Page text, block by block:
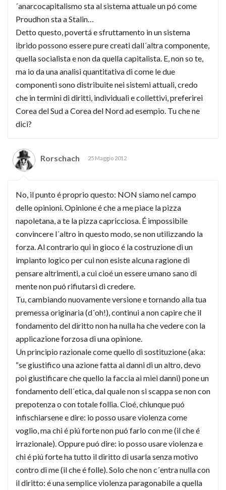
´anarcocapitalismo sta al sistema attuale un pó come
Proudhon sta a Stalin…
Detto questo, povertá e sfruttamento in un sistema
ibrido possono essere pure creati dall´altra componente,
quella socialista e non da quella capitalista. E, non so te,
ma io da una analisi quantitativa di come le due
componenti sono distribuite nei sistemi attuali, credo
che in termini di diritti, individuali e collettivi, preferirei
Corea del Sud a Corea del Nord ad esempio. Tu che ne
dici?
Rorschach 25 Maggio 2012
No, il punto é proprio questo: NON siamo nel campo
delle opinioni. Opinione é che a me piace la pizza
napoletana, a te la pizza capricciosa. É impossibile
convincere l´altro in questo modo, se non utilizzando la
forza. Al contrario qui in gioco é la costruzione di un
impianto logico per cui non esiste alcuna ragione di
pensare altrimenti, a cui cioé un essere umano sano di
mente non puó rifiutarsi di credere.
Tu, cambiando nuovamente versione e tornando alla tua
premessa originaria (d´oh!), continui a non capire che il
fondamento del diritto non ha nulla ha che vedere con la
applicazione forzosa di una opinione.
Un principio razionale come quello di sostituzione (aka:
“se giustifico una azione fatta ai danni di un altro, devo
poi giustificare che quello la faccia ai miei danni) pone un
fondamento dell´etica, dal quale non si scappa se non con
prepotenza o con totale follia. Cioé, chiunque puó
infischiarsene e dire: io posso usare violenza come
voglio, ma chi é piú forte non puó farlo con me (il che é
irrazionale). Oppure puó dire: io posso usare violenza e
chi é piú forte ha tutto il diritto di usarla senza motivo
contro di me (il che é folle). Solo che non c´entra nulla con
il diritto: é una semplice violenza paragonabile a quella